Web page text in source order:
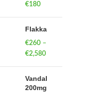
€180
Flakka
€260 –
€2,580
€260
through
Vandal
200mg